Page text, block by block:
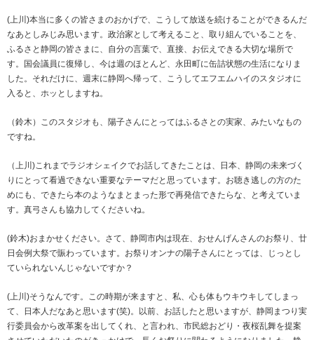
(上川)本当に多くの皆さまのおかげで、こうして放送を続けることができるんだ
なあとしみじみ思います。政治家として考えること、取り組んでいることを、
ふるさと静岡の皆さまに、自分の言葉で、直接、お伝えできる大切な場所で
す。国会議員に復帰し、今は週のほとんど、永田町に缶詰状態の生活になりま
した。それだけに、週末に静岡へ帰って、こうしてエフエムハイのスタジオに
入ると、ホッとしますね。
（鈴木）このスタジオも、陽子さんにとってはふるさとの実家、みたいなもの
ですね。
（上川)これまでラジオシェイクでお話してきたことは、日本、静岡の未来づく
りにとって看過できない重要なテーマだと思っています。お聴き逃しの方のた
めにも、できたら本のようなまとまった形で再発信できたらな、と考えていま
す。真弓さんも協力してくださいね。
(鈴木)おまかせください。さて、静岡市内は現在、おせんげんさんのお祭り、廿
日会例大祭で賑わっています。お祭りオンナの陽子さんにとっては、じっとし
ていられないんじゃないですか？
(上川)そうなんです。この時期が来ますと、私、心も体もウキウキしてしまっ
て、日本人だなあと思います(笑)。以前、お話したと思いますが、静岡まつり実
行委員会から改革案を出してくれ、と言われ、市民総おどり・夜桜乱舞を提案